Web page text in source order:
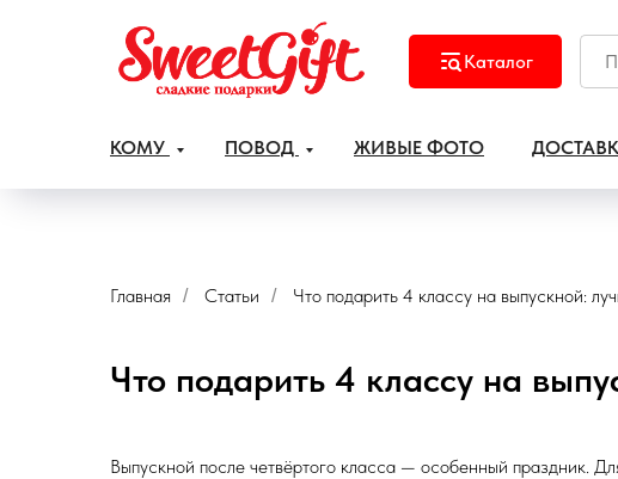
Каталог
КОМУ ПОВОД ЖИВЫЕ ФОТО
Главная / Статьи / Что подарить 4 классу на выпускной:
Что подарить 4 классу на
Выпускной после четвёртого класса — особенный праздник.